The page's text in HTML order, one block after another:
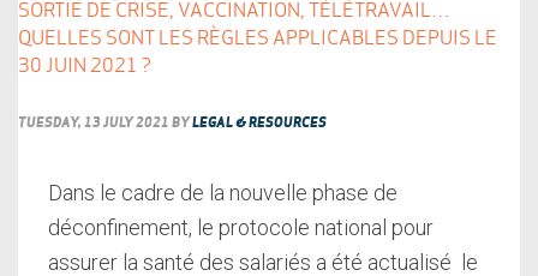
SORTIE DE CRISE, VACCINATION, TÉLÉTRAVAIL…
QUELLES SONT LES RÈGLES APPLICABLES DEPUIS LE
30 JUIN 2021 ?
TUESDAY, 13 JULY 2021 BY LEGAL & RESOURCES
Dans le cadre de la nouvelle phase de
déconfinement, le protocole national pour
assurer la santé des salariés a été actualisé le